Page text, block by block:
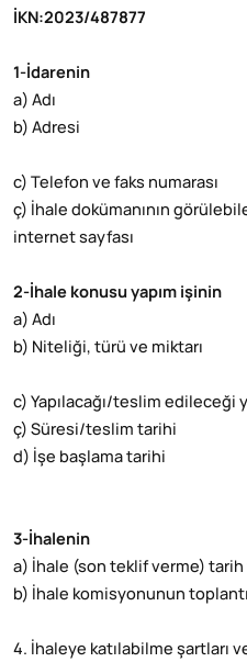
İKN :2023/487877
1-İdarenin
a) Adı
b) Adresi
c) Telefon ve faks numarası
ç) İhale dokümanının
internet sayfası
2-İhale konusu yapım işinin
a) Adı
b) Niteliği, türü ve miktarı
c) Yapılacağı/teslim edileceği
ç) Süresi/teslim tarihi
d) İşe başlama tarihi
3-İhalenin
a) İhale (son teklif verme) tarih
b) İhale komisyonunun
4. İhaleye katılabilme